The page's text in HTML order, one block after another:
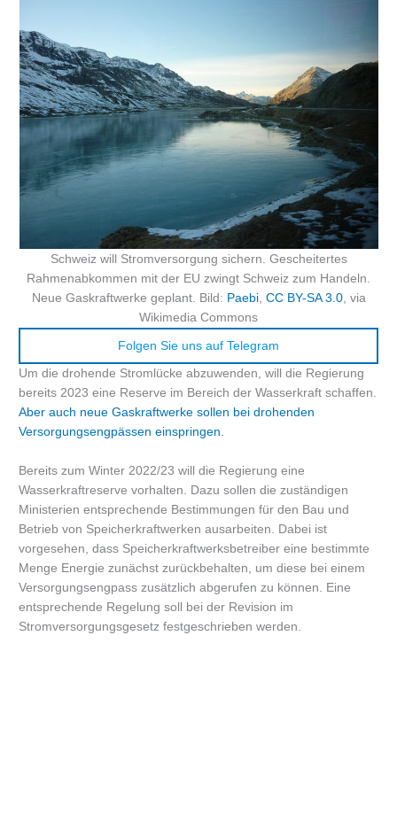
Schweiz will Stromversorgung sichern. Gescheitertes
Rahmenabkommen mit der EU zwingt Schweiz zum Handeln.
Neue Gaskraftwerke geplant. Bild: Paebi, CC BY-SA 3.0, via
Wikimedia Commons
Folgen Sie uns auf Telegram
Um die drohende Stromlücke abzuwenden, will die Regierung
bereits 2023 eine Reserve im Bereich der Wasserkraft schaffen.
Aber auch neue Gaskraftwerke sollen bei drohenden
Versorgungsengpässen einspringen.
Bereits zum Winter 2022/23 will die Regierung eine
Wasserkraftreserve vorhalten. Dazu sollen die zuständigen
Ministerien entsprechende Bestimmungen für den Bau und
Betrieb von Speicherkraftwerken ausarbeiten. Dabei ist
vorgesehen, dass Speicherkraftwerksbetreiber eine bestimmte
Menge Energie zunächst zurückbehalten, um diese bei einem
Versorgungsengpass zusätzlich abgerufen zu können. Eine
entsprechende Regelung soll bei der Revision im
Stromversorgungsgesetz festgeschrieben werden.